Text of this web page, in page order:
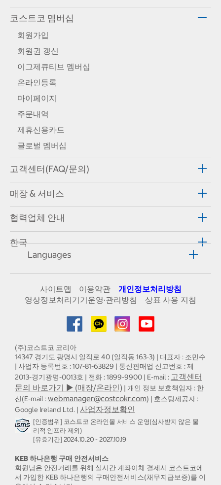
코스트코 멤버십
회원가입
회원권 갱신
이그제큐티브 멤버십
온라인등록
마이페이지
주문내역
제휴신용카드
글로벌 멤버십
고객센터(FAQ/문의)
매장 & 서비스
협력업체 안내
한국
Languages
사이트맵 이용약관
개인정보처리방침
영상정보처리기기운영·관리방침
상표 사용 지침
(주)코스트코 코리아
14347 경기도 광명시 일직로 40 (일직동 163-3) | 대표자 : 조민수
| 사업자 등록번호 : 107-81-63829 | 통신판매업 신고번호 : 제
2013-경기광명-0013호 | 전화 : 1899-9900 | E-mail : 고객센터
문의 바로가기 ▶ (매장/온라인) | 개인 정보 보호책임자 : 한
신(E-mail :webmanager@costcokr.com) | 호스팅제공자 :
Google Ireland Ltd. | 사업자정보확인
[인증범위] 코스트코 온라인몰 서비스 운영(심사받지 않은 물
리적 인프라 제외)
[유효기간] 2024.10.20 - 2027.10.19
KEB 하나은행 구매 안전서비스
회원님은 안전거래를 위해 실시간 계좌이체 결제시 코스트코에
서 가입한 KEB 하나은행의 구매안전서비스(채무지급보증)를 이